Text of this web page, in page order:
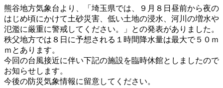
熊谷地方気象台より、「埼玉県では、９月８日昼前から夜の
はじめ頃にかけて土砂災害、低い土地の浸水、河川の増水や
氾濫に厳重に警戒してください。」との発表がありました。
秩父地方では８日に予想される１時間降水量は最大で５０ｍ
ｍとあります。
今回の台風接近に伴い下記の施設を臨時休館としましたので
お知らせします。
今後の防災気象情報に留意してください。